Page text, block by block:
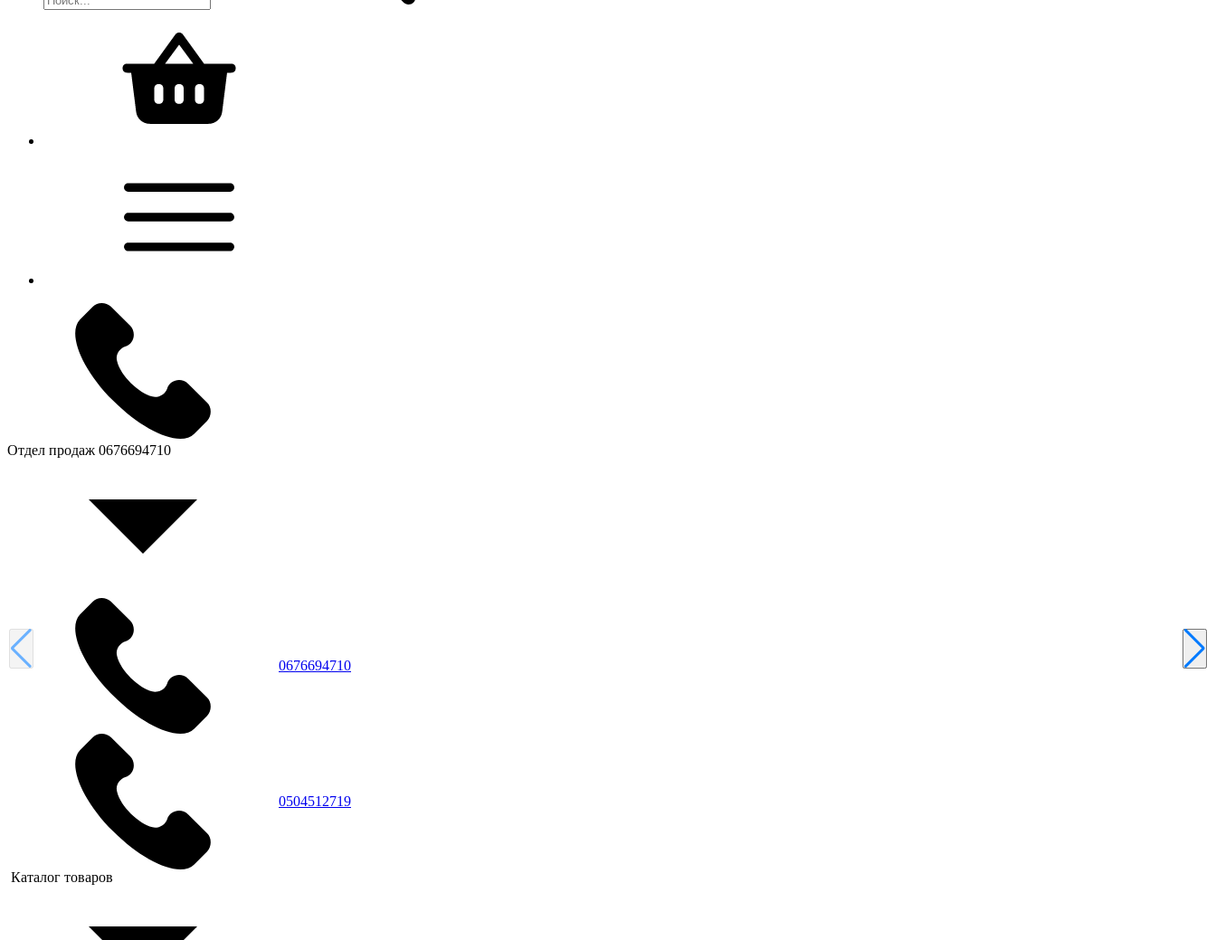
Отдел продаж 0676694710
0676694710
0504512719
Каталог товаров